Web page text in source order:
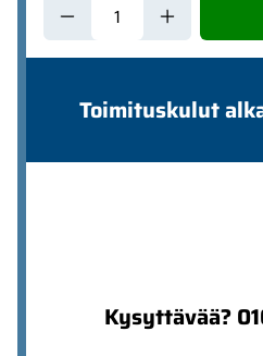
Toimituskulut
Kysyttävää?